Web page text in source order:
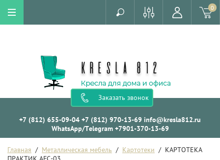
0
Заказать звонок
+7 (812) 655-09-04 +7 (812) 970-13-69 info@kresla812.ru
WhatsApp/Telegram +7901-370-13-69
Главная
  /
Металлическая мебель
  /
Картотеки
  /  КАРТОТЕКА